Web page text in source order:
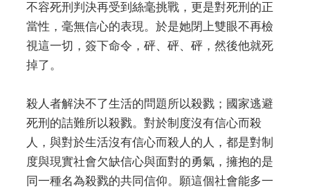
不容死刑判決再受到絲毫挑戰，更是對死刑的正
當性，毫無信心的表現。於是她閉上雙眼不再檢
視這一切，簽下命令，砰、砰、砰，然後他就死
掉了。
殺人者解決不了生活的問題所以殺戮；國家逃避
死刑的詰難所以殺戮。對於制度沒有信心而殺
人，與對於生活沒有信心而殺人的人，都是對制
度與現實社會欠缺信心與面對的勇氣，擁抱的是
同一種名為殺戮的共同信仰。願這個社會能多一